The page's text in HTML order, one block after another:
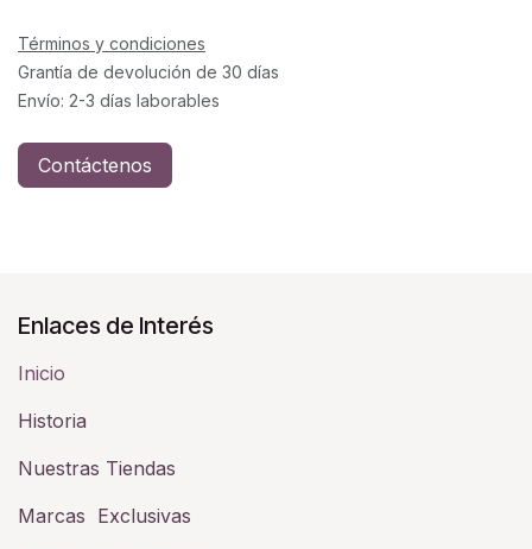
Términos y condiciones
Grantía de devolución de 30 días
Envío: 2-3 días laborables
Contáctenos
Enlaces de Interés
Inicio
Historia​
Nuestras Tiendas
Marcas Exclusivas